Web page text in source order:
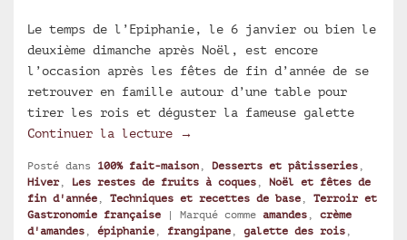
Le temps de l’Epiphanie, le 6 janvier ou bien le
deuxième dimanche après Noël, est encore
l’occasion après les fêtes de fin d’année de se
retrouver en famille autour d’une table pour
tirer les rois et déguster la fameuse galette
Continuer la lecture
Pithiviers : les secrets de
→
Posté dans 100% fait-maison , Desserts et pâtisseries ,
Hiver, Les restes de fruits à coques , Noël et fêtes de
fin d'année , Techniques et recettes de base , Terroir et
Gastronomie française
| Marqué comme amandes , crème
d'amandes , épiphanie , frangipane , galette des rois ,